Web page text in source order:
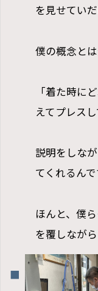
を見せてい
僕の概念と
「着た時に
えてプレス
説明をしな
てくれるん
ほんと、僕
を覆しなが